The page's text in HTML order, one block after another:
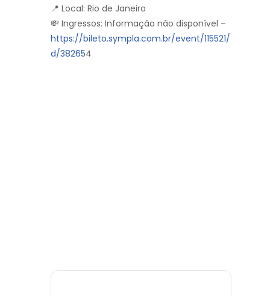
📍 Local: Rio de Janeiro
💸 Ingressos: Informação não disponível –
https://bileto.sympla.com.br/event/115521/
d/382654